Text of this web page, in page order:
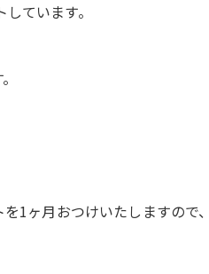
ています。
1ヶ月おつけいたしますので、